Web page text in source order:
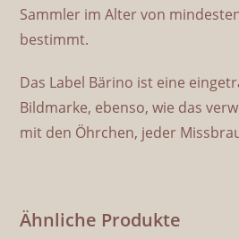
Sammler im Alter von
bestimmt.
Das Label Bärino ist eine
Bildmarke, ebenso, wie das
mit den Öhrchen, jeder
Ähnliche Produkte